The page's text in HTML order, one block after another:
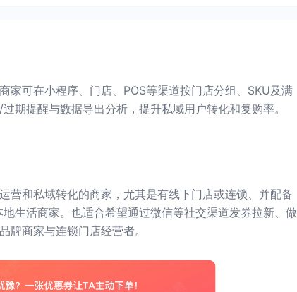
家可在小程序、门店、POS等渠道按门店分组、SKU及满
期提醒与数据导出分析，提升私域用户转化和复购率。
营和私域转化的商家，尤其是有线下门店或连锁、并配备
生活商家。也适合希望通过微信等社交渠道发券拉新、做
牌商家与连锁门店经营者。